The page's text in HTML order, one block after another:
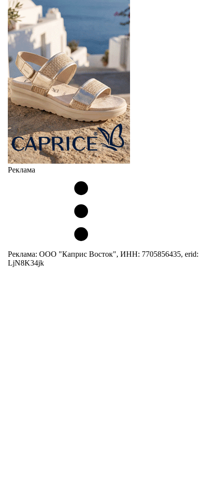
Реклама
Реклама: ООО "Каприс Восток", ИНН: 7705856435, erid:
LjN8K34jk